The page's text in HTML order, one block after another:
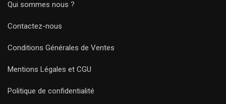
Qui sommes nous ?
Contactez-nous
Conditions Générales de Ventes
Mentions Légales et CGU
Politique de confidentialité